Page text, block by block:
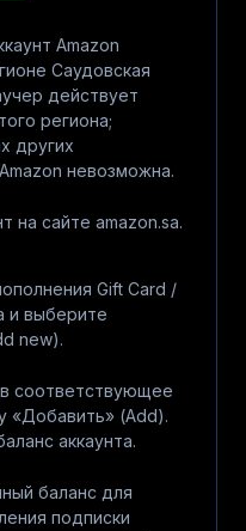
Amazon
Саудовская
действует
региона;
других
невозможна.
на сайте amazon.sa.
Gift Card /
и выберите
new).
соответствующее
«Добавить» (Add).
аккаунта.
баланс для
подписки